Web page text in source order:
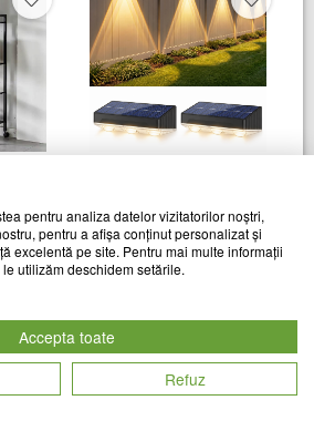
lei
A3 SMART
Cod produs
28882
pentru analiza datelor vizitatorilor noștri,
pentru a afișa conținut personalizat și
excelentă pe site. Pentru mai multe informații
utilizăm deschidem setările.
Accepta toate
Refuz